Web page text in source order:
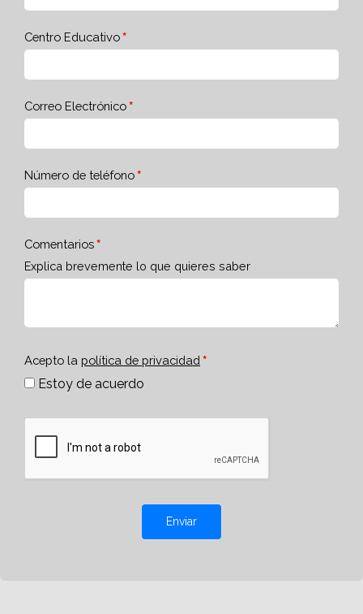
Centro Educativo
Correo Electrónico
Número de teléfono
Comentarios
Explica brevemente lo que quieres saber
Acepto la política de privacidad
Estoy de acuerdo
Enviar